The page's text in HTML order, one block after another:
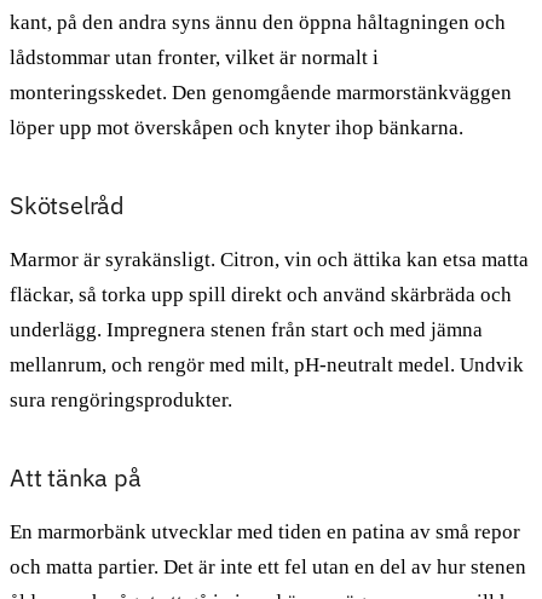
kant, på den andra syns ännu den öppna håltagningen och
lådstommar utan fronter, vilket är normalt i
monteringsskedet. Den genomgående marmorstänkväggen
löper upp mot överskåpen och knyter ihop bänkarna.
Skötselråd
Marmor är syrakänsligt. Citron, vin och ättika kan etsa matta
fläckar, så torka upp spill direkt och använd skärbräda och
underlägg. Impregnera stenen från start och med jämna
mellanrum, och rengör med milt, pH-neutralt medel. Undvik
sura rengöringsprodukter.
Att tänka på
En marmorbänk utvecklar med tiden en patina av små repor
och matta partier. Det är inte ett fel utan en del av hur stenen